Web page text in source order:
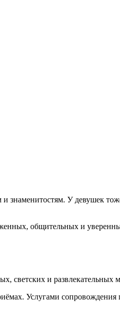
знаменитостям. У девушек
общительных и
светских и развлекательных
Услугами